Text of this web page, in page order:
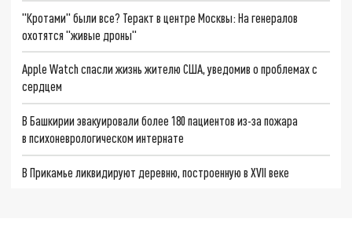
"Кротами" были все? Теракт в центре Москвы: На генералов
охотятся "живые дроны"
Apple Watch спасли жизнь жителю США, уведомив о проблемах с
сердцем
В Башкирии эвакуировали более 180 пациентов из-за пожара
в психоневрологическом интернате
В Прикамье ликвидируют деревню, построенную в XVII веке